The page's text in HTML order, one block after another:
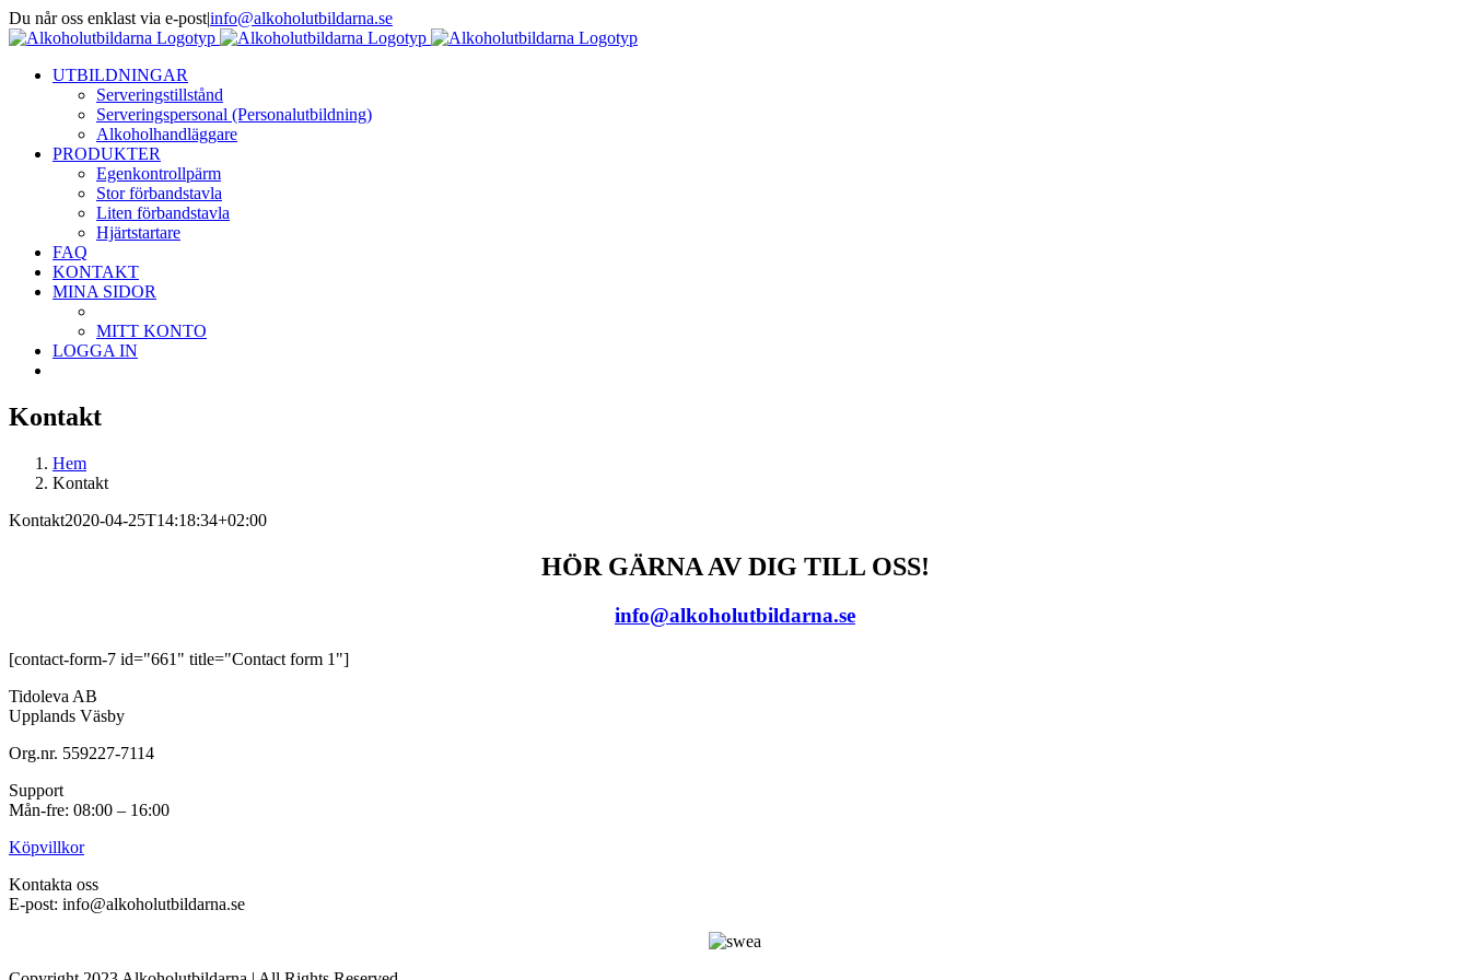
Fortsätt
till
Du når oss enklast via e-post|info@alkoholutbildarna.se
Facebook
X
UTBILDNINGAR
Serveringstillstånd
Serveringspersonal (Personalutbildning)
Alkoholhandläggare
PRODUKTER
Egenkontrollpärm
Stor förbandstavla
Liten förbandstavla
Hjärtstartare
FAQ
KONTAKT
MINA SIDOR
MITT KONTO
LOGGA IN
Kontakt
Hem
Kontakt
Kontakt2020-04-25T14:18:34+02:00
HÖR GÄRNA AV DIG TILL OSS!
info@alkoholutbildarna.se
[contact-form-7 id="661" title="Contact form 1"]
Tidoleva AB
Upplands Väsby
Org.nr. 559227-7114
Support
Mån-fre: 08:00 – 16:00
Köpvillkor
Kontakta oss
E-post: info@alkoholutbildarna.se